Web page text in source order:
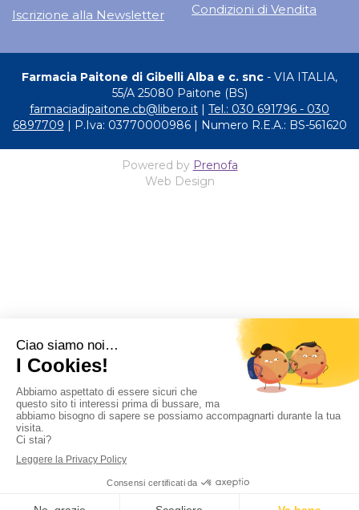
Iscrizione alla Newsletter
Condizioni di Vendita
Farmacia Paitone di Gibelli Alba e c. snc - VIA ITALIA,
55/A 25080 Paitone (BS)
farmaciadipaitone.cb@libero.it
Tel.: 030 691796 - 030
6897709 | P.Iva: 03770000986 | Numero R.E.A.: BS-561620
Powered by Prenofa
Web Design